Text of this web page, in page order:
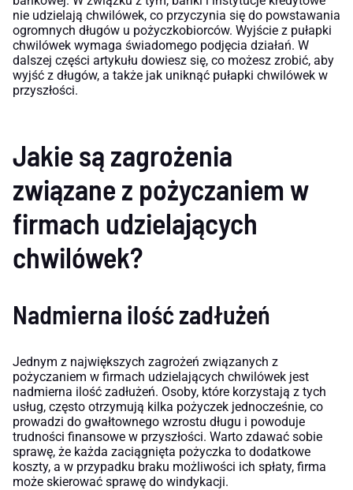
nie udzielają chwilówek, co przyczynia się do powstawania
ogromnych długów u pożyczkobiorców. Wyjście z pułapki
chwilówek wymaga świadomego podjęcia działań. W
dalszej części artykułu dowiesz się, co możesz zrobić, aby
wyjść z długów, a także jak uniknąć pułapki chwilówek w
przyszłości.
Jakie są zagrożenia
związane z pożyczaniem w
firmach udzielających
chwilówek?
Nadmierna ilość zadłużeń
Jednym z największych zagrożeń związanych z
pożyczaniem w firmach udzielających chwilówek jest
nadmierna ilość zadłużeń. Osoby, które korzystają z tych
usług, często otrzymują kilka pożyczek jednocześnie, co
prowadzi do gwałtownego wzrostu długu i powoduje
trudności finansowe w przyszłości. Warto zdawać sobie
sprawę, że każda zaciągnięta pożyczka to dodatkowe
koszty, a w przypadku braku możliwości ich spłaty, firma
może skierować sprawę do windykacji.